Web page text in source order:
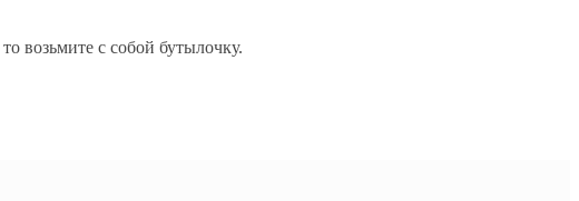
возьмите с собой бутылочку.